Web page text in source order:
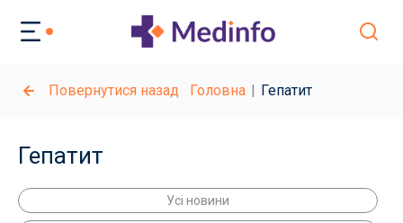
Повернутися назад Головна Гепатит
Гепатит
Усі новини